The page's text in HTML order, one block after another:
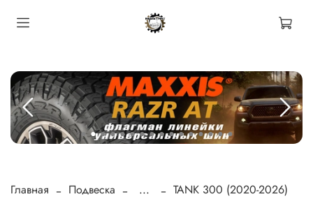
Главная Подвеска ... TANK 300 (2020-2026)